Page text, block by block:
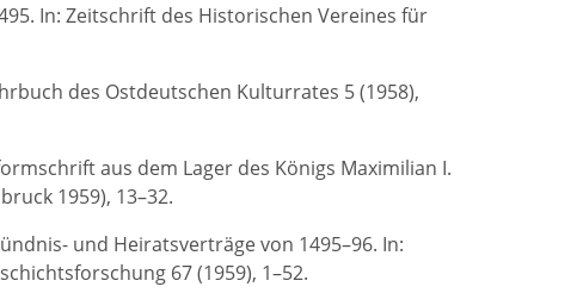
In: Zeitschrift des Historischen Vereines für
des Ostdeutschen Kulturrates 5 (1958),
aus dem Lager des Königs Maximilian I.
1959), 13–32.
und Heiratsverträge von 1495–96. In:
67 (1959), 1–52.